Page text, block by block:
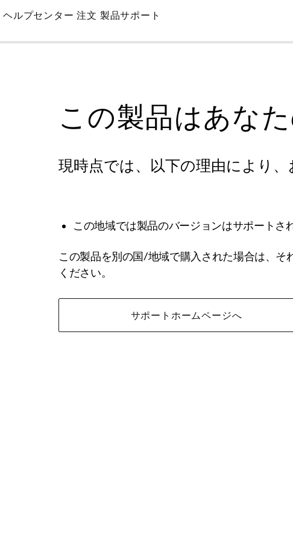
Skip
Main
ヘルプセンター 注文 製品サポート
この製品はあな
現時点では、以下の理由により
この地域では製品のバージョンはサポートさ
この製品を別の国/地域で購入された場合は、そ
ください。
サポートホームページへ